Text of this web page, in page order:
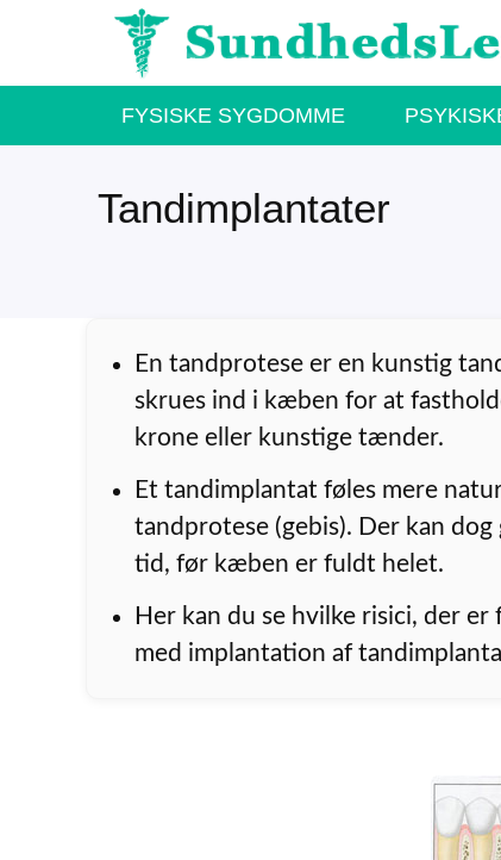
indhold
FYSISKE SYGDOMME
Tandimplantater
En tandprotese er en kunstig
skrues ind i kæben for at
krone eller kunstige tænder.
Et tandimplantat føles mere
tandprotese (gebis). Der kan
tid, før kæben er fuldt helet.
Her kan du se hvilke risici, der
med implantation af